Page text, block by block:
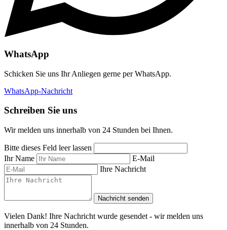
WhatsApp
Schicken Sie uns Ihr Anliegen gerne per WhatsApp.
WhatsApp-Nachricht
Schreiben Sie uns
Wir melden uns innerhalb von 24 Stunden bei Ihnen.
Bitte dieses Feld leer lassen
Ihr Name
E-Mail
Ihre Nachricht
Nachricht senden
Vielen Dank! Ihre Nachricht wurde gesendet - wir melden uns
innerhalb von 24 Stunden.